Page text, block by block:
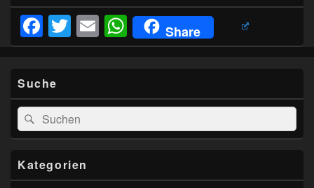
Facebook
Twitter
EmailWhatsApp
Share
Suche
Suchen
nach:
Suchen
Kategorien